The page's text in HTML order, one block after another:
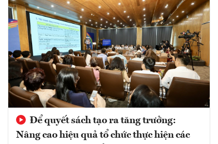
Để quyết sách tạo ra tăng trưởng:
Nâng cao hiệu quả tổ chức thực hiện các